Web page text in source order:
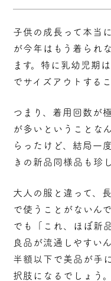
子供の成長って本当
が今年はもう着られ
ます。特に乳幼児期
でサイズアウトする
つまり、 着用回数が
が多いということな
らったけど、結局一
きの新品同様品も珍
大人の服と違って、
で使うことがないん
でも「これ、ほぼ新
良品が流通しやすい
半額以下で美品が手
択肢になるでしょう。